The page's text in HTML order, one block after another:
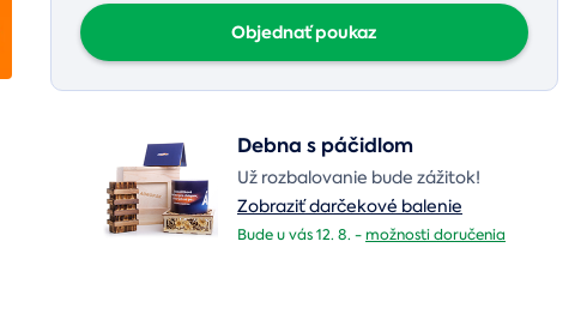
Objednať poukaz
Debna s páčidlom
Už rozbalovanie bude zážitok!
Zobraziť darčekové balenie
Bude u vás 12. 8. -možnosti doručenia